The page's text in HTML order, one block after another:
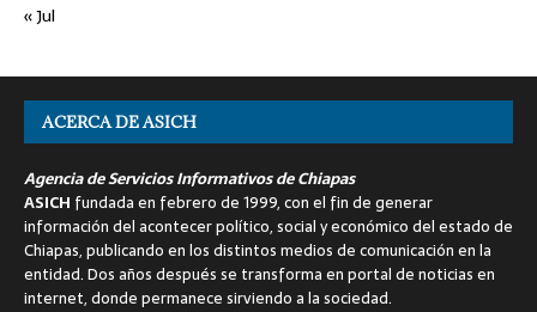
« Jul
ACERCA DE ASICH
Agencia de Servicios Informativos de Chiapas
ASICH fundada en febrero de 1999, con el fin de generar
información del acontecer político, social y económico del estado de
Chiapas, publicando en los distintos medios de comunicación en la
entidad. Dos años después se transforma en portal de noticias en
internet, donde permanece sirviendo a la sociedad.